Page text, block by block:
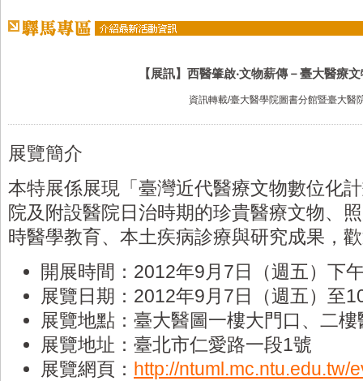
【展訊】西醫肇啟‧文物薪傳－臺大醫療
資訊轉載/臺大醫學院圖書分館暨臺大醫
展覽簡介
本特展係展現「臺灣近代醫療文物數位化
院及附設醫院日治時期的珍貴醫療文物、
時醫學教育、本土疾病診療與研究成果，
開展時間：2012年9月7日（週五）下
展覽日期：2012年9月7日（週五）至
展覽地點：臺大醫圖一樓大門口、二
展覽地址：臺北市仁愛路一段1號
展覽網頁： http://ntuml.mc.ntu.edu.tw/